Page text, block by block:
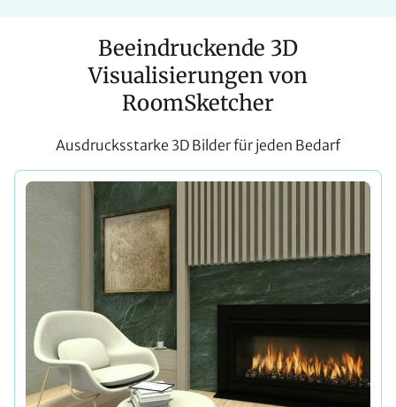
Beeindruckende 3D
Visualisierungen von
RoomSketcher
Ausdrucksstarke 3D Bilder für jeden Bedarf